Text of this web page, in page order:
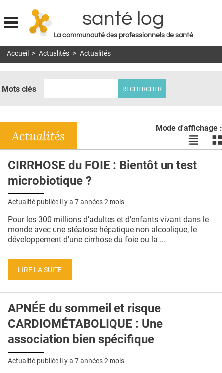
Jump to navigation
santé log
La communauté des professionnels de santé
MON COMPTE
DOSSIERS
RÉSEAUX
E-REVUE SAD
QUI SOMMES-NOUS ?
CONDITIONS GÉNÉRALES
CRÉDITS
Accueil > Actualités > Actualités
Mots clés
Mode d'affichage :
Voir
les
en
les
Actualités
CIRRHOSE du FOIE : Bientôt un test
microbiotique ?
Actualité publiée il y a 7 années 2 mois
Pour les 300 millions d’adultes et d’enfants vivant dans le
monde avec une stéatose hépatique non alcoolique, le
développement d’une cirrhose du foie ou la ...
LIRE LA SUITE
APNÉE du sommeil et risque
CARDIOMÉTABOLIQUE : Une
association bien spécifique
Actualité publiée il y a 7 années 2 mois